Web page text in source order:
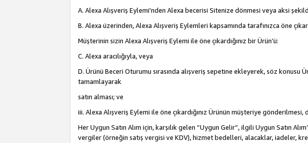
A. Alexa Alışveriş Eylemi'nden Alexa becerisi Sitenize dönmesi veya aksi
B. Alexa üzerinden, Alexa Alışveriş Eylemleri kapsamında tarafınızca öne
Müşterinin sizin Alexa Alışveriş Eylemi ile öne çıkardığınız bir Ürün’ü:
C. Alexa aracılığıyla, veya
D. Ürünü Beceri Oturumu sırasında alışveriş sepetine ekleyerek, söz
tamamlayarak
satın alması; ve
iii. Alexa Alışveriş Eylemi ile öne çıkardığınız Ürünün müşteriye
Her Uygun Satın Alım için, karşılık gelen “Uygun Gelir”, ilgili Uygun Satın
vergiler (örneğin satış vergisi ve KDV), hizmet bedelleri, alacaklar, iadeler,